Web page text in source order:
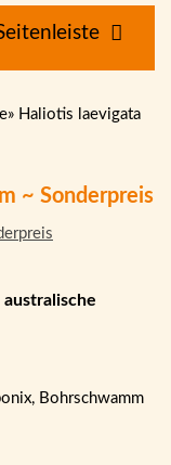
» Haliotis laevigata
~ Sonderpreis
Bohrschwamm